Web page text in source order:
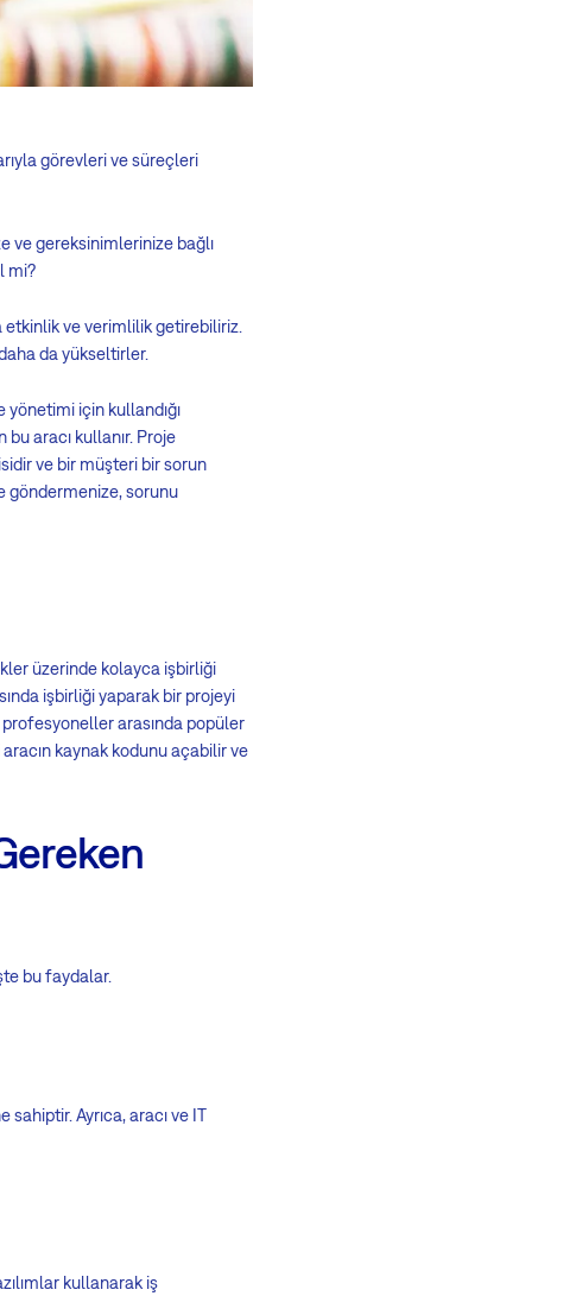
görevleri ve süreçleri
ve gereksinimlerinize bağlı
mi?
etkinlik ve verimlilik getirebiliriz.
da yükseltirler.
için kullandığı
aracı kullanır. Proje
ve bir müşteri bir sorun
göndermenize, sorunu
üzerinde kolayca işbirliği
işbirliği yaparak bir projeyi
arasında popüler
aracın kaynak kodunu açabilir ve
bu faydalar.
Ayrıca, aracı ve IT
kullanarak iş